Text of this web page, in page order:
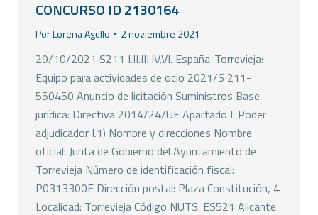
CONCURSO ID 2130164
PorLorena Agullo 2 noviembre 2021
29/10/2021 S211 I.II.III.IV.VI. España-Torrevieja:
Equipo para actividades de ocio 2021/S 211-
550450 Anuncio de licitación Suministros Base
jurídica: Directiva 2014/24/UE Apartado I: Poder
adjudicador I.1) Nombre y direcciones Nombre
oficial: Junta de Gobierno del Ayuntamiento de
Torrevieja Número de identificación fiscal:
P0313300F Dirección postal: Plaza Constitución, 4
Localidad: Torrevieja Código NUTS: ES521 Alicante